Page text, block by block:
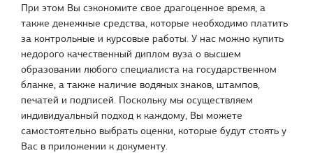
При этом Вы сэкономите свое драгоценное время, а
также денежные средства, которые необходимо платить
за контрольные и курсовые работы. У нас можно купить
недорого качественный диплом вуза о высшем
образовании любого специалиста на государственном
бланке, а также наличие водяных знаков, штампов,
печатей и подписей. Поскольку мы осуществляем
индивидуальный подход к каждому, Вы можете
самостоятельно выбрать оценки, которые будут стоять у
Вас в приложении к документу.